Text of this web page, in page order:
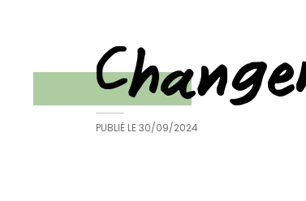
PUBLIÉ LE30/09/2024